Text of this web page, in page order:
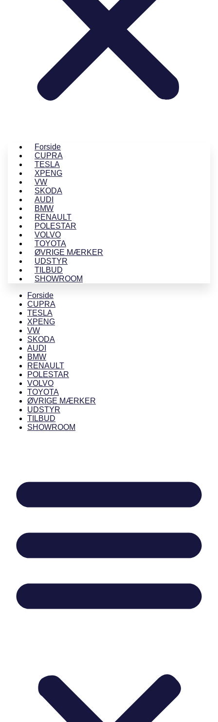
Forside
CUPRA
TESLA
XPENG
VW
SKODA
AUDI
BMW
RENAULT
POLESTAR
VOLVO
TOYOTA
ØVRIGE MÆRKER
UDSTYR
TILBUD
SHOWROOM
Forside
CUPRA
TESLA
XPENG
VW
SKODA
AUDI
BMW
RENAULT
POLESTAR
VOLVO
TOYOTA
ØVRIGE MÆRKER
UDSTYR
TILBUD
SHOWROOM